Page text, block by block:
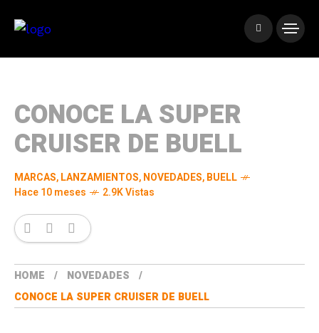
CONOCE LA SUPER
CRUISER DE BUELL
MARCAS,LANZAMIENTOS,NOVEDADES,BUELL
Hace 10 meses
2.9K Vistas
HOME
NOVEDADES
CONOCE LA SUPER CRUISER DE BUELL